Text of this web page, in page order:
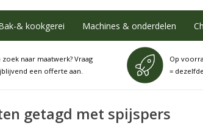
& kookgerei Machines & onderdelen
zoek naar maatwerk? Vraag
een offerte aan.
Op
=
getagd met spijspers